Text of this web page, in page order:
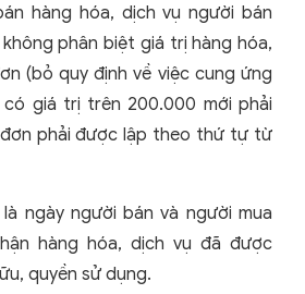
hàng hóa, dịch vụ người bán
phân biệt giá trị hàng hóa,
(bỏ quy định về việc cung ứng
giá trị trên 200.000 mới phải
phải được lập theo thứ tự từ
ngày người bán và người mua
hàng hóa, dịch vụ đã được
quyền sử dụng.